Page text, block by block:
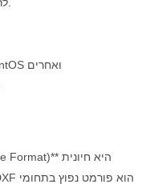
לינוקס: אובונטו, OpenSUSE, CentOS ואחרים